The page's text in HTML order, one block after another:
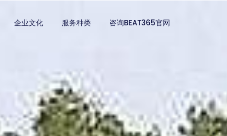
企业文化 服务种类 咨询BEAT365官网